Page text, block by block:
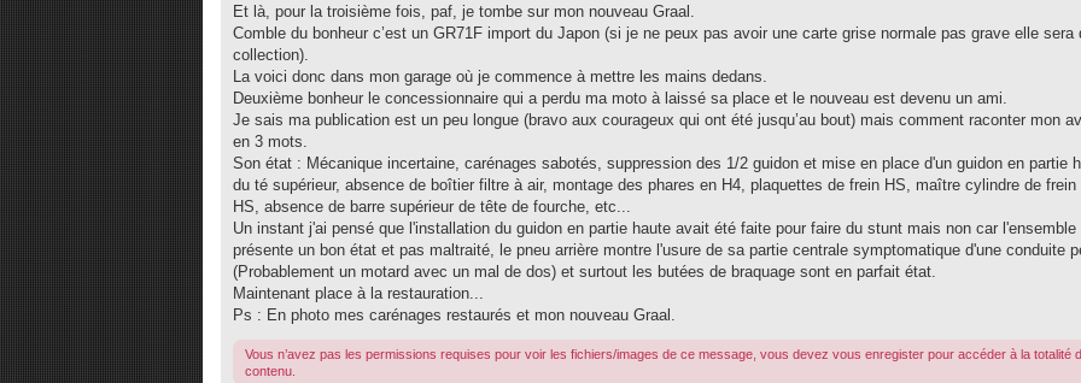
Et là, pour la troisième fois, paf, je tombe sur mon nouveau Graal.
Comble du bonheur c’est un GR71F import du Japon (si je ne peux pas avoir une carte grise normale pas grave elle sera
collection).
La voici donc dans mon garage où je commence à mettre les mains dedans.
Deuxième bonheur le concessionnaire qui a perdu ma moto à laissé sa place et le nouveau est devenu un ami.
Je sais ma publication est un peu longue (bravo aux courageux qui ont été jusqu’au bout) mais comment raconter mon
en 3 mots.
Son état : Mécanique incertaine, carénages sabotés, suppression des 1/2 guidon et mise en place d'un guidon en partie
du té supérieur, absence de boîtier filtre à air, montage des phares en H4, plaquettes de frein HS, maître cylindre de frein
HS, absence de barre supérieur de tête de fourche, etc...
Un instant j'ai pensé que l'installation du guidon en partie haute avait été faite pour faire du stunt mais non car l'ensemble
présente un bon état et pas maltraité, le pneu arrière montre l'usure de sa partie centrale symptomatique d'une conduite
(Probablement un motard avec un mal de dos) et surtout les butées de braquage sont en parfait état.
Maintenant place à la restauration...
Ps : En photo mes carénages restaurés et mon nouveau Graal.
Vous n’avez pas les permissions requises pour voir les fichiers/images de ce message, vous devez vous enregister pour accéder à la totalité
contenu.